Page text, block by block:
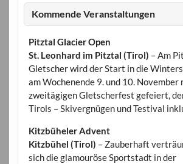
Kommende Veranstaltungen
Pitztal Glacier Open
St. Leonhard im Pitztal (Tirol) – Am
Gletscher wird der Start in die
am Wochenende 9. und 10. November
zweitägigen Gletscherfest gefeiert,
Tirols – Skivergnügen und Testival
Kitzbüheler Advent
Kitzbühel (Tirol) – Zauberhaft
sich die glamouröse Sportstadt in der